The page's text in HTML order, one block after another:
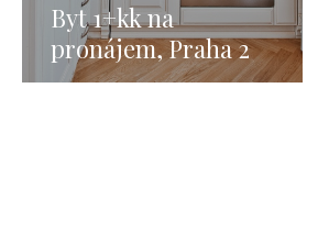
Byt 1+kk na
pronájem, Praha 2
Vinohrady - 38 m²